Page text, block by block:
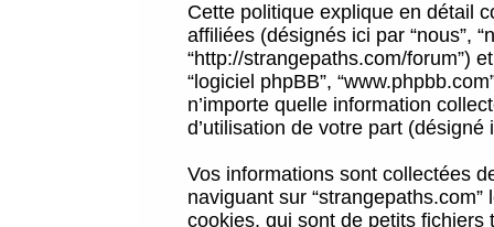
Cette politique explique en détail
affiliées (désignés ici par “nous”,
“http://strangepaths.com/forum”)
“logiciel phpBB”,
n’importe quelle information
d’utilisation de votre part (désigné
Vos informations sont collectées
naviguant sur
cookies, qui sont de petits